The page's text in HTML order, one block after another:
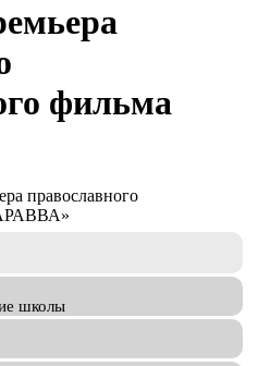
фильма
православного
школы